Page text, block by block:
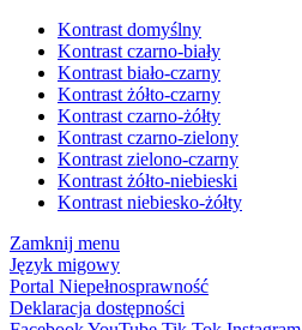
Kontrast domyślny
Kontrast czarno-biały
Kontrast biało-czarny
Kontrast żółto-czarny
Kontrast czarno-żółty
Kontrast czarno-zielony
Kontrast zielono-czarny
Kontrast żółto-niebieski
Kontrast niebiesko-żółty
Zamknij menu
Język migowy
Portal Niepełnosprawność
Deklaracja dostępności